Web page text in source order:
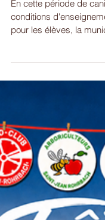
niveau des
En cette période de
mise en place de
classe ; mise en place
préau. #canicule